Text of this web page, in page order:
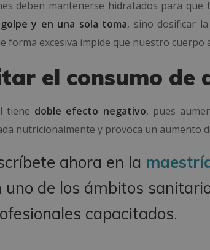
deben mantenerse hidratados para que
y en una sola toma, sino dosificar
forma excesiva impide que nuestro cuerpo
el consumo de
tiene doble efecto negativo, pues
nutricionalmente y provoca un aumento
ahora en la
uno de los ámbitos
capacitados.